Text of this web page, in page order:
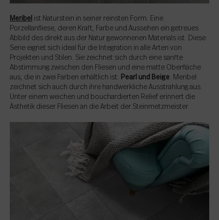
Meribel ist Naturstein in seiner reinsten Form. Eine
Porzellanfliese, deren Kraft, Farbe und Aussehen ein getreues
Abbild des direkt aus der Natur gewonnenen Materials ist. Diese
Serie eignet sich ideal für die Integration in alle Arten von
Projekten und Stilen. Sie zeichnet sich durch eine sanfte
Abstimmung zwischen den Fliesen und eine matte Oberfläche
aus, die in zwei Farben erhältlich ist: Pearl und Beige. Meribel
zeichnet sich auch durch ihre handwerkliche Ausstrahlung aus.
Unter einem weichen und bouchardierten Relief erinnert die
Ästhetik dieser Fliesen an die Arbeit der Steinmetzmeister.